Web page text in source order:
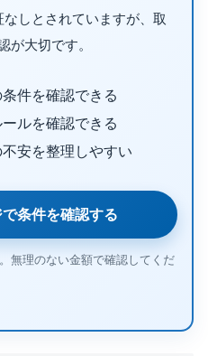
しとされていますが、取
が大切です。
件を確認できる
ルを確認できる
安を整理しやすい
条件を確認する
無理のない金額で確認してくだ